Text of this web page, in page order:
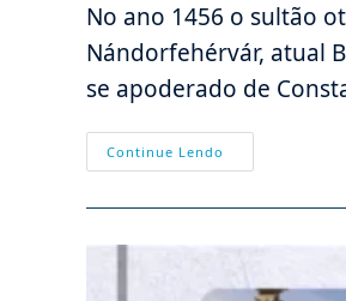
No ano 1456 o sultão
Nándorfehérvár, atual
se apoderado de
Continue Lendo
–
Da
Nosso